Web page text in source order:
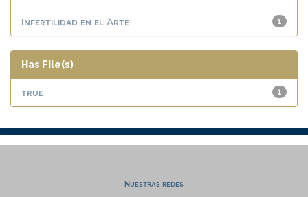
1
Infertilidad en el Arte
Has File(s)
1
true
Nuestras redes